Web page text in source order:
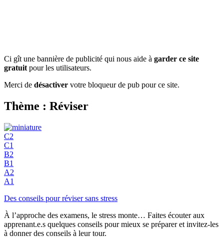
Ci gît une bannière de publicité qui nous aide à garder ce site
gratuit pour les utilisateurs.
Merci de désactiver votre bloqueur de pub pour ce site.
Thème : Réviser
C2
C1
B2
B1
A2
A1
Des conseils pour réviser sans stress
À l’approche des examens, le stress monte… Faites écouter aux
apprenant.e.s quelques conseils pour mieux se préparer et invitez-les
à donner des conseils à leur tour.